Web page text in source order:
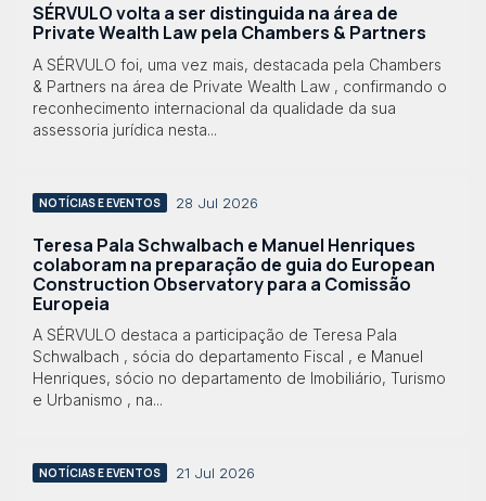
SÉRVULO volta a ser distinguida na área de
Private Wealth Law pela Chambers & Partners
A SÉRVULO foi, uma vez mais, destacada pela Chambers
& Partners na área de Private Wealth Law , confirmando o
reconhecimento internacional da qualidade da sua
assessoria jurídica nesta...
NOTÍCIAS E EVENTOS 28 Jul 2026
Teresa Pala Schwalbach e Manuel Henriques
colaboram na preparação de guia do European
Construction Observatory para a Comissão
Europeia
A SÉRVULO destaca a participação de Teresa Pala
Schwalbach , sócia do departamento Fiscal , e Manuel
Henriques, sócio no departamento de Imobiliário, Turismo
e Urbanismo , na...
NOTÍCIAS E EVENTOS 21 Jul 2026